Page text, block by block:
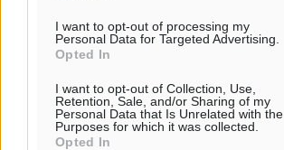
I want to opt-out of processing my
Personal Data for Targeted Advertising.
Opted In
I want to opt-out of Collection, Use,
Retention, Sale, and/or Sharing of my
Personal Data that Is Unrelated with the
Purposes for which it was collected.
Opted In